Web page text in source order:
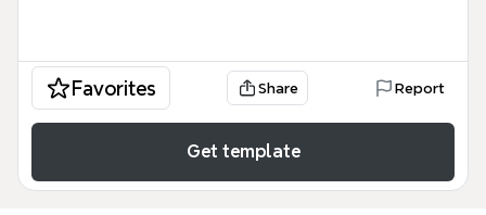
Favorites Share Report
Get template